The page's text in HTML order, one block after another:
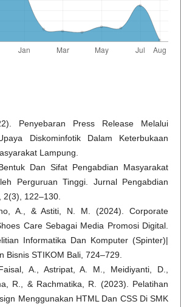
Penyebaran Press Release Melalui
Diskominfotik Dalam Keterbukaan
Lampung.
Dan Sifat Pengabdian Masyarakat
Perguruan Tinggi. Jurnal Pengabdian
2(3), 122–130.
A., & Astiti, N. M. (2024). Corporate
Care Sebagai Media Promosi Digital.
Informatika Dan Komputer (Spinter)|
Bisnis STIKOM Bali, 724–729.
A., Astripat, A. M., Meidiyanti, D.,
R., & Rachmatika, R. (2023). Pelatihan
Menggunakan HTML Dan CSS Di SMK